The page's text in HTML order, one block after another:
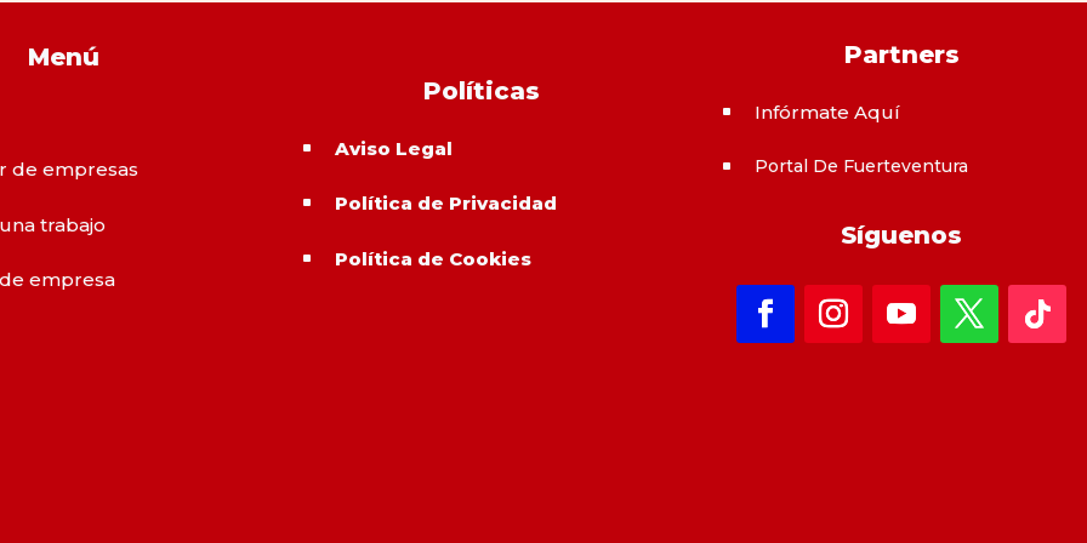
Menú
de empresas
trabajo
empresa
Políticas
^ Aviso Legal
^ Política de Privacidad
^ Política de Cookies
Partners
^ Infórmate Aquí
^ Portal De Fuerteventura
Síguenos